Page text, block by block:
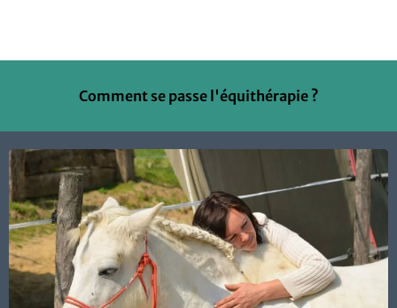
Comment se passe l'équithérapie ?